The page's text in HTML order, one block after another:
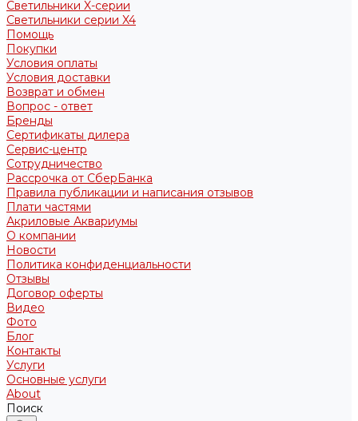
Светильники X-серии
Светильники серии X4
Помощь
Покупки
Условия оплаты
Условия доставки
Возврат и обмен
Вопрос - ответ
Бренды
Сертификаты дилера
Сервис-центр
Сотрудничество
Рассрочка от СберБанка
Правила публикации и написания отзывов
Плати частями
Акриловые Аквариумы
О компании
Новости
Политика конфиденциальности
Отзывы
Договор оферты
Видео
Фото
Блог
Контакты
Услуги
Основные услуги
About
Поиск